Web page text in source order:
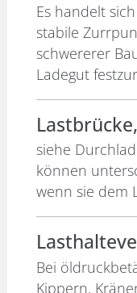
Es handelt
stabile
schwererer
Ladegut
siehe
können
wenn sie dem
Bei
Kippern,